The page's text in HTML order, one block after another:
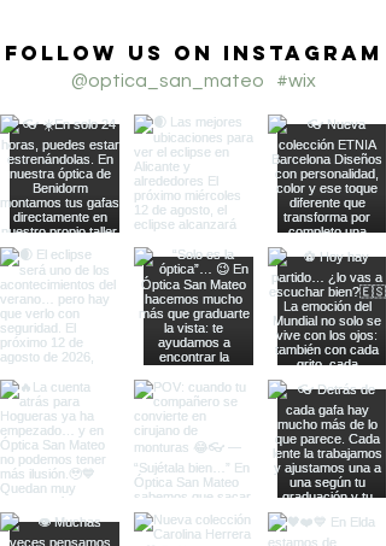
Follow us on Instagram
#wix
@optica_san_mateo